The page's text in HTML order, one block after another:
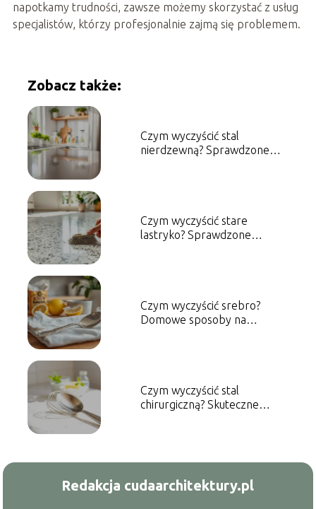
napotkamy trudności, zawsze możemy skorzystać z usług
specjalistów, którzy profesjonalnie zajmą się problemem.
Zobacz także:
Czym wyczyścić stal
nierdzewną? Sprawdzone
Czym wyczyścić stare
lastryko? Sprawdzone
Czym wyczyścić srebro?
Domowe sposoby na
Czym wyczyścić stal
chirurgiczną? Skuteczne
Redakcja cudaarchitektury.pl